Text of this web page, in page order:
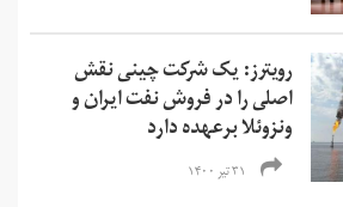
رویترز: یک شرکت چینی نقش
اصلی را در فروش نفت ایران و
ونزوئلا برعهده دارد
۳۱ تیر ۱۴۰۰